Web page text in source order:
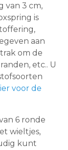
van 3 cm,
is
aan
om de
etc.. U
voor de
6 ronde
wieltjes,
kunt